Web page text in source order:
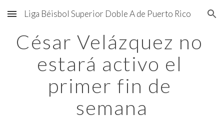
Skip to main content Skip to navigation
Liga Béisbol Superior Doble A de Puerto Rico
César Velázquez no
estará activo el
primer fin de
semana